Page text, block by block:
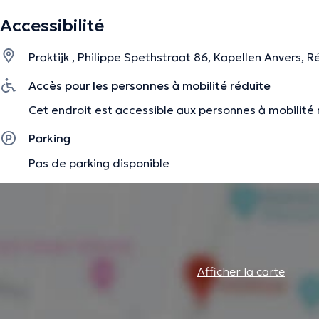
jouw specifieke vragen en behoeften. Ik luister zonder
La description a été éditée par l'équipe de Doctoranytime et se base sur des
Accessibilité
Praktijk , Philippe Spethstraat 86, Kapellen Anvers,
Accès pour les personnes à mobilité réduite
Cet endroit est accessible aux personnes à mobilité
Parking
Pas de parking disponible
Afficher la carte